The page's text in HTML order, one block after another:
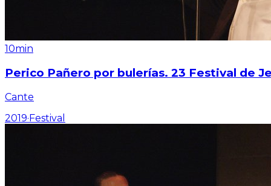
10min
Perico Pañero por bulerías. 23 Festival de
Cante
2019·Festival